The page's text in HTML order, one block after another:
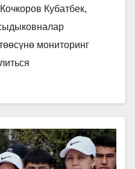
Кубатбек,
мониторинг